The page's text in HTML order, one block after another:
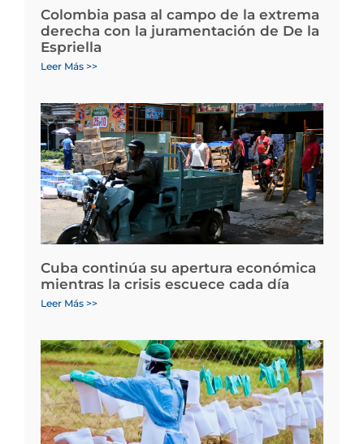
Colombia pasa al campo de la extrema
derecha con la juramentación de De la
Espriella
Leer Más >>
Cuba continúa su apertura económica
mientras la crisis escuece cada día
Leer Más >>